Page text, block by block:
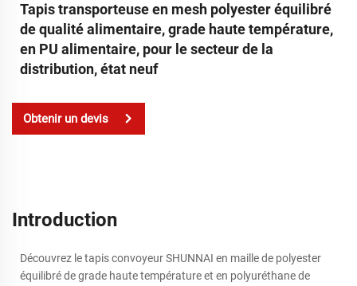
Tapis transporteuse en mesh polyester équilibré
de qualité alimentaire, grade haute température,
en PU alimentaire, pour le secteur de la
distribution, état neuf
Obtenir un devis
Introduction
Découvrez le tapis convoyeur SHUNNAI en maille de polyester
équilibré de grade haute température et en polyuréthane de